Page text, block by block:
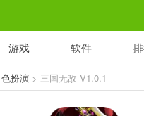
休闲益智
1万+款游戏
赛车竞速
游戏 软件
扮演> 三国无敌 V1.0.1